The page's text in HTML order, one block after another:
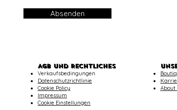
Absenden
AGB UND RECHTLICHES
Verkaufsbedingungen
Datenschutzrichtlinie
Cookie Policy
Impressum
Cookie Einstellungen
About